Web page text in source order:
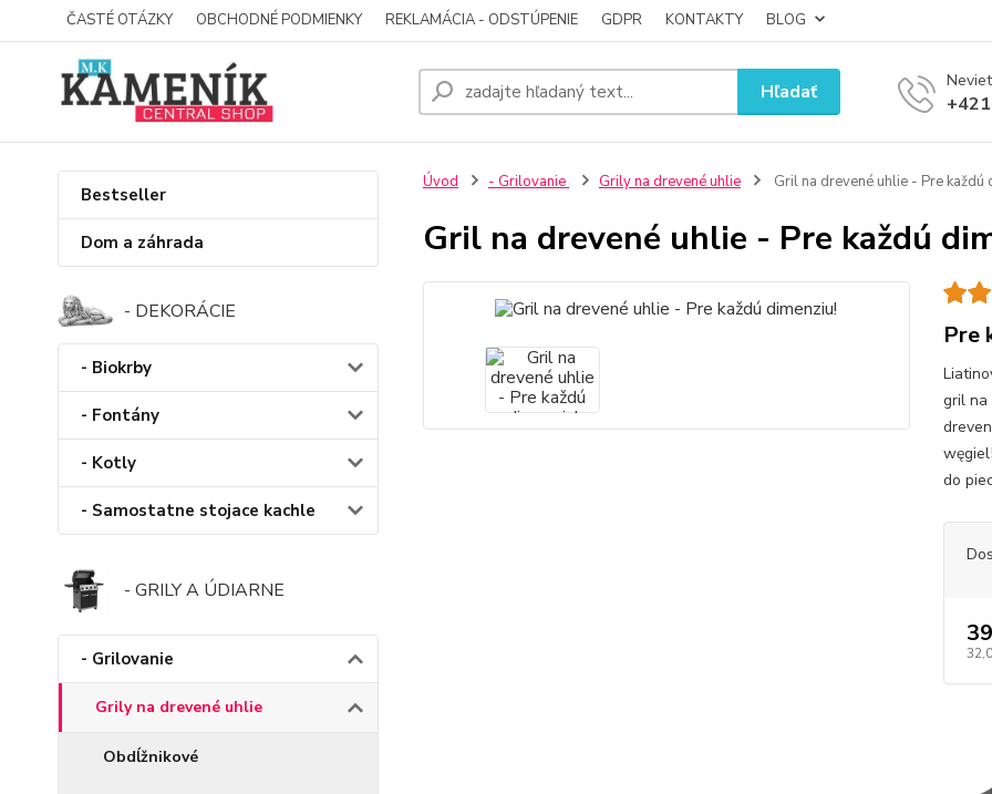
ČASTÉ OTÁZKY OBCHODNÉ PODMIENKY REKLAMÁCIA - ODSTÚPENIE GDPR KONTAKTY BLOG
Hľadať
Bestseller
Dom a záhrada
- DEKORÁCIE
- Biokrby
- Fontány
- Kotly
- Samostatne stojace kachle
- GRILY A ÚDIARNE
- Grilovanie
Grily na drevené uhlie
Obdĺžnikové
Úvod - Grilovanie Grily na drevené uhlie Gril na drevené uhlie - Pre každú
Gril na drevené uhlie - Pre každú
Pre
gril na
do